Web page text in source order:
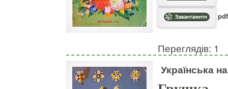
Переглядів: 1
Українська